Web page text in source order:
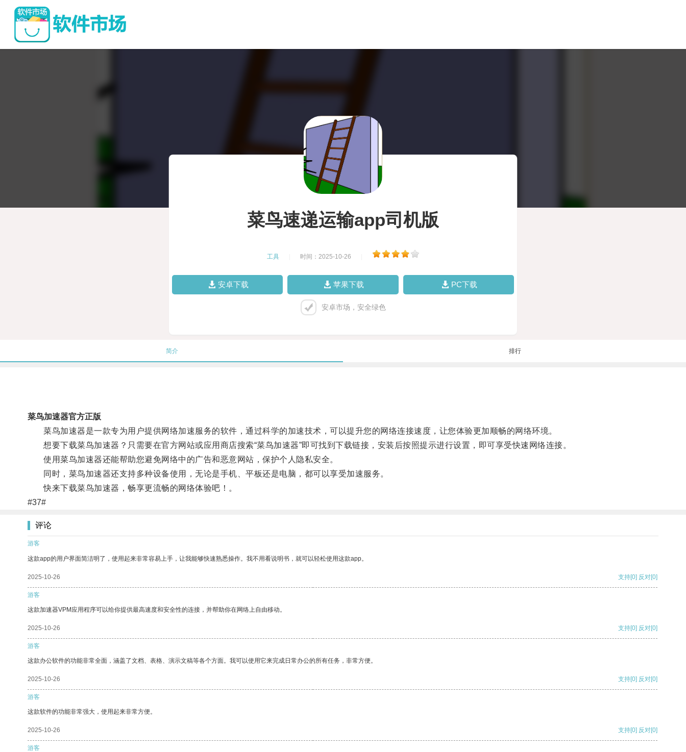
菜鸟速递运输app司机版
工具 时间：2025-10-26
安卓下载 苹果下载 PC下载
安卓市场，安全绿色
简介 排行
菜鸟加速器官方正版
菜鸟加速器是一款专为用户提供网络加速服务的软件，通过科学的加速技术，可以提升您的网络连接速度，让您体验更加顺畅的网络环境。
想要下载菜鸟加速器？只需要在官方网站或应用商店搜索“菜鸟加速器”即可找到下载链接，安装后按照提示进行设置，即可享受快速网络连接。
使用菜鸟加速器还能帮助您避免网络中的广告和恶意网站，保护个人隐私安全。
同时，菜鸟加速器还支持多种设备使用，无论是手机、平板还是电脑，都可以享受加速服务。
快来下载菜鸟加速器，畅享更流畅的网络体验吧！。
#37#
评论
游客
这款app的用户界面简洁明了，使用起来非常容易上手，让我能够快速熟悉操作。我不用看说明书，就可以轻松使用这款app。
2025-10-26 支持[0] 反对[0]
游客
这款加速器VPM应用程序可以给你提供最高速度和安全性的连接，并帮助你在网络上自由移动。
2025-10-26 支持[0] 反对[0]
游客
这款办公软件的功能非常全面，涵盖了文档、表格、演示文稿等各个方面。我可以使用它来完成日常办公的所有任务，非常方便。
2025-10-26 支持[0] 反对[0]
游客
这款软件的功能非常强大，使用起来非常方便。
2025-10-26 支持[0] 反对[0]
游客